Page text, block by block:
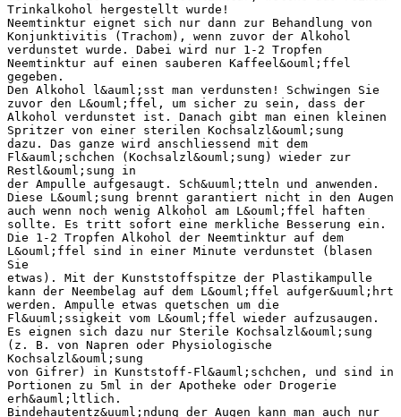
Trinkalkohol hergestellt wurde!
Neemtinktur eignet sich nur dann zur Behandlung von
Konjunktivitis (Trachom), wenn zuvor der Alkohol
verdunstet wurde. Dabei wird nur 1-2 Tropfen
Neemtinktur auf einen sauberen Kaffeel&ouml;ffel
gegeben.
Den Alkohol l&auml;sst man verdunsten! Schwingen Sie
zuvor den L&ouml;ffel, um sicher zu sein, dass der
Alkohol verdunstet ist. Danach gibt man einen kleinen
Spritzer von einer sterilen Kochsalzl&ouml;sung
dazu. Das ganze wird anschliessend mit dem
Fl&auml;schchen (Kochsalzl&ouml;sung) wieder zur
Restl&ouml;sung in
der Ampulle aufgesaugt. Sch&uuml;tteln und anwenden.
Diese L&ouml;sung brennt garantiert nicht in den Augen
auch wenn noch wenig Alkohol am L&ouml;ffel haften
sollte. Es tritt sofort eine merkliche Besserung ein.
Die 1-2 Tropfen Alkohol der Neemtinktur auf dem
L&ouml;ffel sind in einer Minute verdunstet (blasen
Sie
etwas). Mit der Kunststoffspitze der Plastikampulle
kann der Neembelag auf dem L&ouml;ffel aufger&uuml;hrt
werden. Ampulle etwas quetschen um die
Fl&uuml;ssigkeit vom L&ouml;ffel wieder aufzusaugen.
Es eignen sich dazu nur Sterile Kochsalzl&ouml;sung
(z. B. von Napren oder Physiologische
Kochsalzl&ouml;sung
von Gifrer) in Kunststoff-Fl&auml;schchen, und sind in
Portionen zu 5ml in der Apotheke oder Drogerie
erh&auml;ltlich.
Bindehautentz&uuml;ndung der Augen kann man auch nur